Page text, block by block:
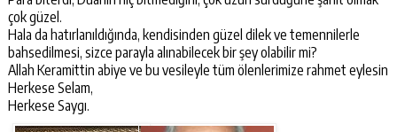
çok güzel.
Hala da hatırlanıldığında, kendisinden güzel dilek ve temennilerle
bahsedilmesi, sizce parayla alınabilecek bir şey olabilir mi?
Allah Keramittin abiye ve bu vesileyle tüm ölenlerimize rahmet eylesin
Herkese Selam,
Herkese Saygı.